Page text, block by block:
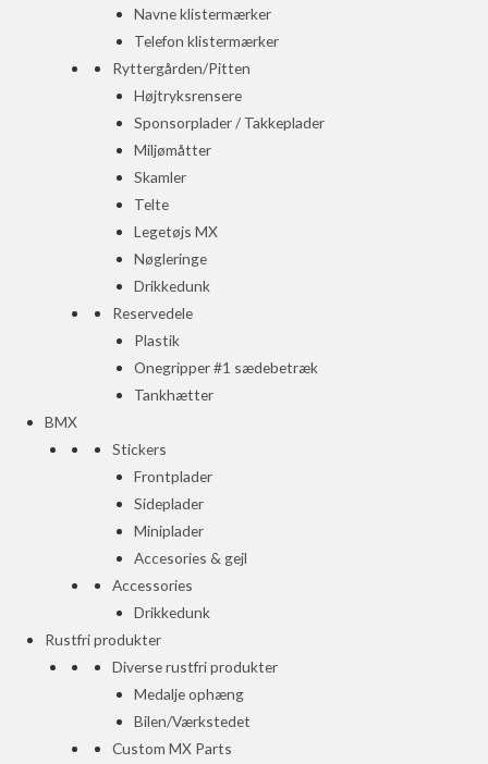
Navne klistermærker
Telefon klistermærker
Ryttergården/Pitten
Højtryksrensere
Sponsorplader / Takkeplader
Miljømåtter
Skamler
Telte
Legetøjs MX
Nøgleringe
Drikkedunk
Reservedele
Plastik
Onegripper #1 sædebetræk
Tankhætter
BMX
Stickers
Frontplader
Sideplader
Miniplader
Accesories & gejl
Accessories
Drikkedunk
Rustfri produkter
Diverse rustfri produkter
Medalje ophæng
Bilen/Værkstedet
Custom MX Parts